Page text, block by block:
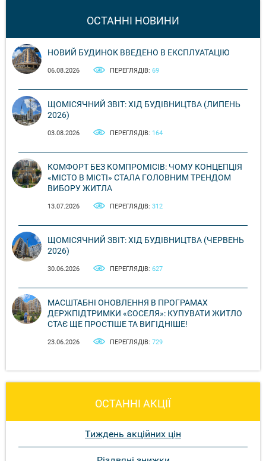
ОСТАННІ НОВИНИ
НОВИЙ БУДИНОК ВВЕДЕНО В ЕКСПЛУАТАЦІЮ
06.08.2026 ПЕРЕГЛЯДІВ: 69
ЩОМІСЯЧНИЙ ЗВІТ: ХІД БУДІВНИЦТВА (ЛИПЕНЬ
2026)
03.08.2026 ПЕРЕГЛЯДІВ: 164
КОМФОРТ БЕЗ КОМПРОМІСІВ: ЧОМУ КОНЦЕПЦІЯ
«МІСТО В МІСТІ» СТАЛА ГОЛОВНИМ ТРЕНДОМ
ВИБОРУ ЖИТЛА
13.07.2026 ПЕРЕГЛЯДІВ: 312
ЩОМІСЯЧНИЙ ЗВІТ: ХІД БУДІВНИЦТВА (ЧЕРВЕНЬ
2026)
30.06.2026 ПЕРЕГЛЯДІВ: 627
МАСШТАБНІ ОНОВЛЕННЯ В ПРОГРАМАХ
ДЕРЖПІДТРИМКИ «ЄОСЕЛЯ»: КУПУВАТИ ЖИТЛО
СТАЄ ЩЕ ПРОСТІШЕ ТА ВИГІДНІШЕ!
23.06.2026 ПЕРЕГЛЯДІВ: 729
ОСТАННІ АКЦІЇ
Тиждень акційних цін